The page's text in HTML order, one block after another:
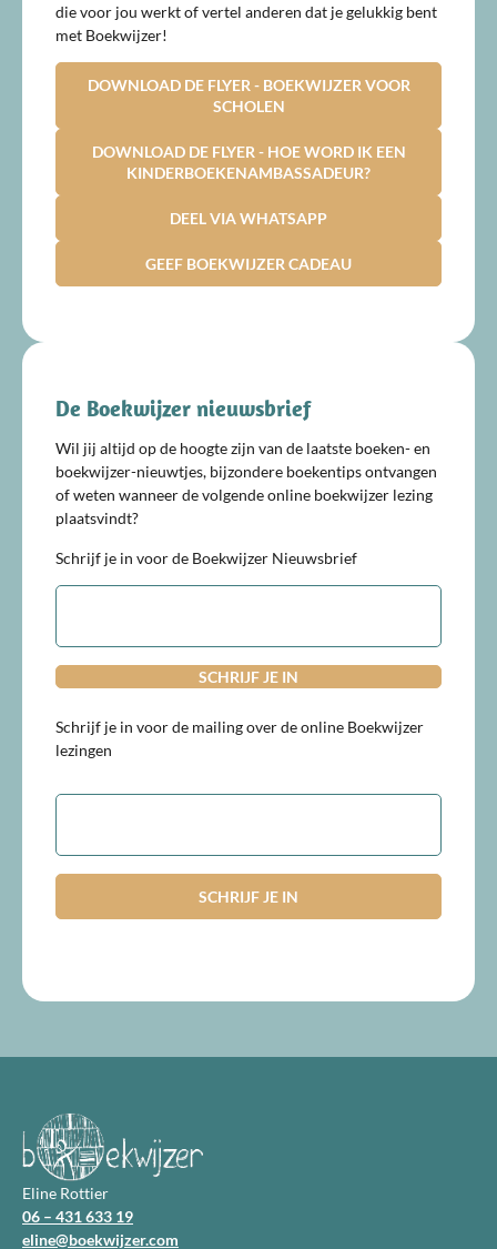
die voor jou werkt of vertel anderen dat je gelukkig bent
met Boekwijzer!
DOWNLOAD DE FLYER - BOEKWIJZER VOOR
SCHOLEN
DOWNLOAD DE FLYER - HOE WORD IK EEN
KINDERBOEKENAMBASSADEUR?
DEEL VIA WHATSAPP
GEEF BOEKWIJZER CADEAU
De Boekwijzer nieuwsbrief
Wil jij altijd op de hoogte zijn van de laatste boeken- en
boekwijzer-nieuwtjes, bijzondere boekentips ontvangen
of weten wanneer de volgende online boekwijzer lezing
plaatsvindt?
Schrijf je in voor de Boekwijzer Nieuwsbrief
E-
Schrijf je in voor de mailing over de online Boekwijzer
lezingen
E-
Eline Rottier
06 – 431 633 19
eline@boekwijzer.com